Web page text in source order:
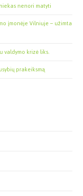
nenori matyti
įmonėje Vilniuje – užimta
valdymo krizė liks.
prakeiksmą